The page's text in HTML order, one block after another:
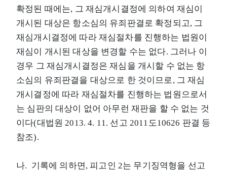
확정된 때에는, 그 재심개시결정에 의하여 재심이
개시된 대상은 항소심의 유죄판결로 확정되고, 그
재심개시결정에 따라 재심절차를 진행하는 법원이
재심이 개시된 대상을 변경할 수는 없다. 그러나 이
경우 그 재심개시결정은 재심을 개시할 수 없는 항
소심의 유죄판결을 대상으로 한 것이므로, 그 재심
개시결정에 따라 재심절차를 진행하는 법원으로서
는 심판의 대상이 없어 아무런 재판을 할 수 없는 것
이다(대법원 2013. 4. 11. 선고 2011도10626 판결 등
참조).
나. 기록에 의하면, 피고인 2는 무기징역형을 선고